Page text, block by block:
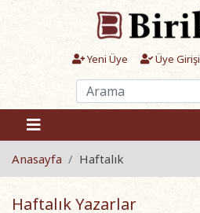
Yeni Üye Üye Girişi
Anasayfa Haftalık
Haftalık Yazarlar